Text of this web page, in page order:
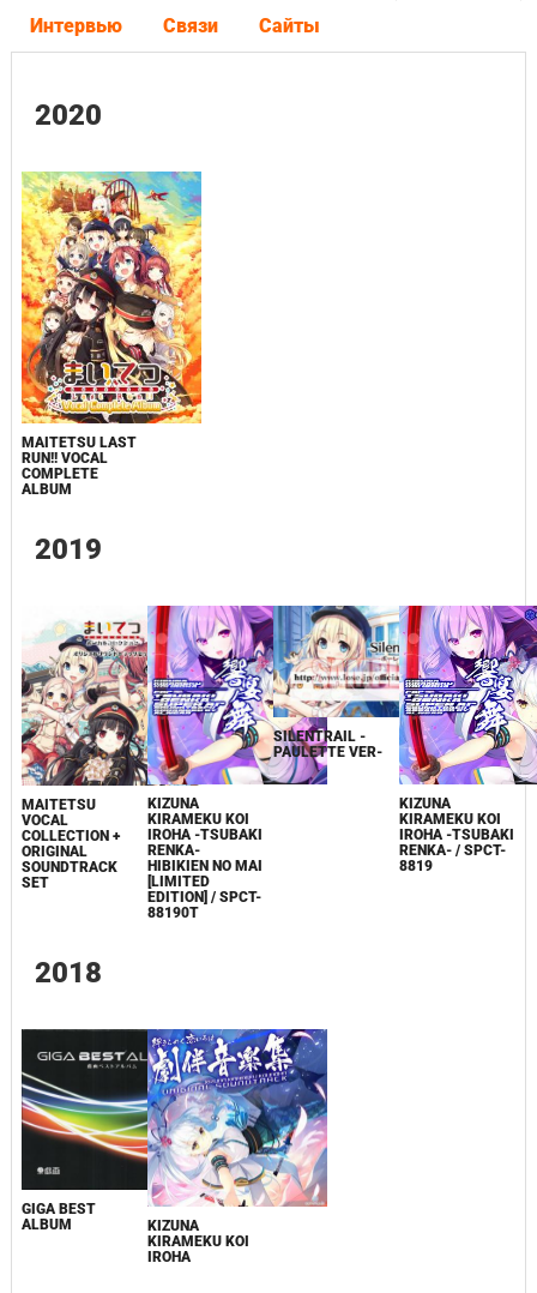
Интервью Связи Сайты
2020
MAITETSU LAST
RUN!! VOCAL
COMPLETE
ALBUM
2019
MAITETSU
VOCAL
COLLECTION +
ORIGINAL
SOUNDTRACK
SET
KIZUNA
KIRAMEKU KOI
IROHA -TSUBAKI
RENKA-
HIBIKIEN NO MAI
[LIMITED
EDITION] / SPCT-
88190T
SILENTRAIL -
PAULETTE VER-
KIZUNA
KIRAMEKU KOI
IROHA -TSUBAKI
RENKA- / SPCT-
8819
2018
GIGA BEST
ALBUM
KIZUNA
KIRAMEKU KOI
IROHA